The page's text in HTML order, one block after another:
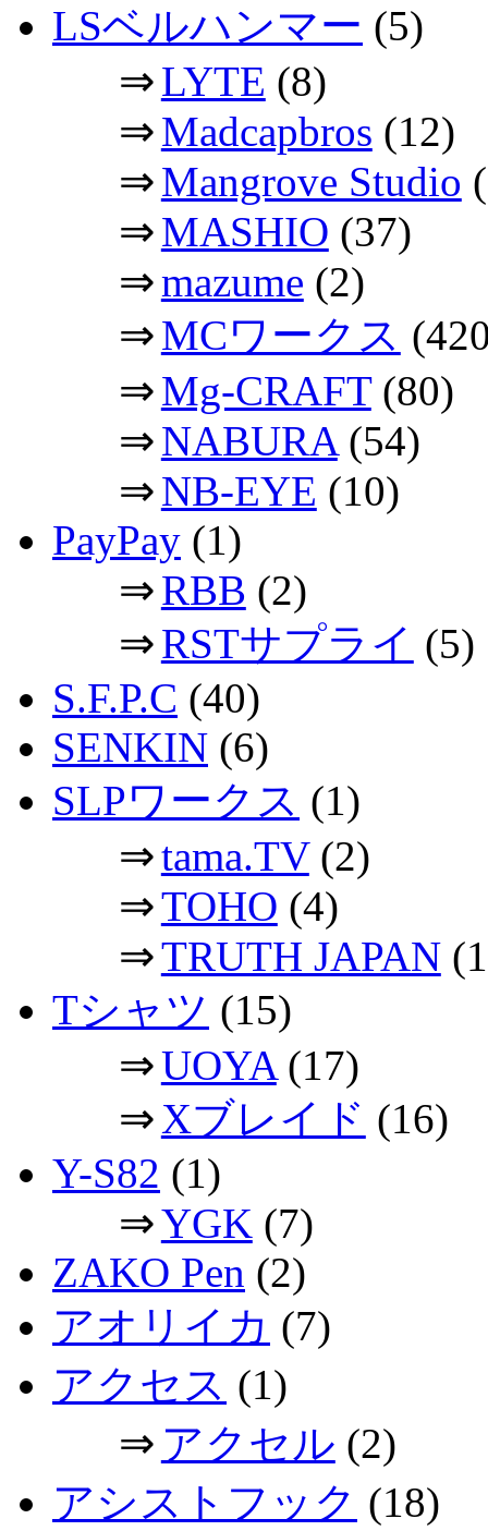
LSベルハンマー (5)
⇒LYTE (8)
⇒Madcapbros (12)
⇒Mangrove Studio
⇒MASHIO (37)
⇒mazume (2)
⇒MCワークス
⇒Mg-CRAFT(80)
⇒NABURA(54)
⇒NB-EYE (10)
PayPay (1)
⇒RBB (2)
⇒RSTサプライ (5)
S.F.P.C (40)
SENKIN (6)
SLPワークス (1)
⇒tama.TV(2)
⇒TOHO (4)
⇒TRUTH JAPAN
Tシャツ (15)
⇒UOYA(17)
⇒Xブレイド (16)
Y-S82 (1)
⇒YGK (7)
ZAKO Pen (2)
アオリイカ (7)
アクセス (1)
⇒ アクセル (2)
アシストフック (18)